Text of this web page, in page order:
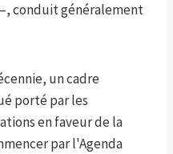
conduit généralement
un cadre
porté par les
en faveur de la
par l'Agenda